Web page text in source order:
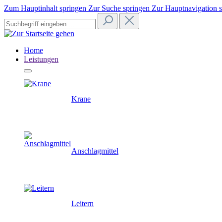
Zum Hauptinhalt springen Zur Suche springen Zur Hauptnavigation
Home
Leistungen
Krane
Anschlagmittel
Leitern